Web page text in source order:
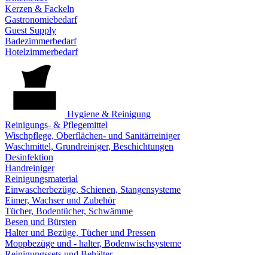
Kerzen & Fackeln
Gastronomiebedarf
Guest Supply
Badezimmerbedarf
Hotelzimmerbedarf
Hygiene & Reinigung
Reinigungs- & Pflegemittel
Wischpflege, Oberflächen- und Sanitärreiniger
Waschmittel, Grundreiniger, Beschichtungen
Desinfektion
Handreiniger
Reinigungsmaterial
Einwascherbezüge, Schienen, Stangensysteme
Eimer, Wachser und Zubehör
Tücher, Bodentücher, Schwämme
Besen und Bürsten
Halter und Bezüge, Tücher und Pressen
Moppbezüge und - halter, Bodenwischsysteme